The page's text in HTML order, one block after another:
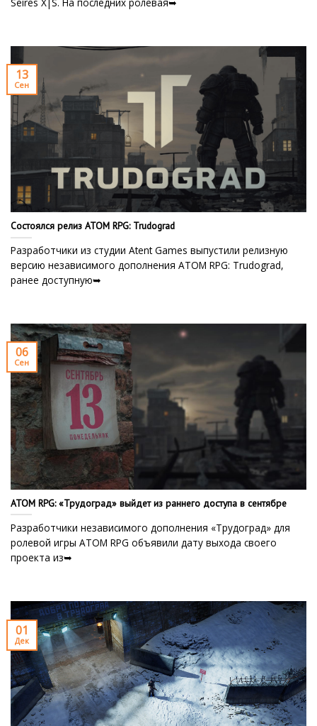
Seires X|S. На последних ролевая➥
Состоялся релиз ATOM RPG: Trudograd
Разработчики из студии Atent Games выпустили релизную
версию независимого дополнения ATOM RPG: Trudograd,
ранее доступную➥
13
Сен
ATOM RPG: «Трудоград» выйдет из раннего доступа в сентябре
Разработчики независимого дополнения «Трудоград» для
ролевой игры ATOM RPG объявили дату выхода своего
проекта из➥
06
Сен
01
Дек